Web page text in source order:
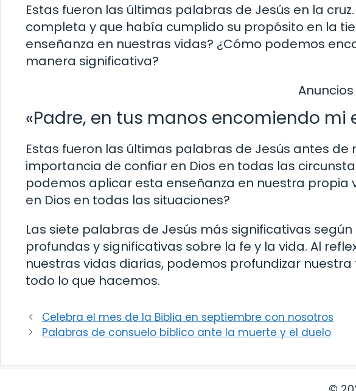
Estas fueron las últimas palabras de Jesús en la
completa y que había cumplido su propósito en la
enseñanza en nuestras vidas? ¿Cómo podemos
manera significativa?
Anuncios
«Padre, en tus manos encomiendo mi
Estas fueron las últimas palabras de Jesús antes de
importancia de confiar en Dios en todas las
podemos aplicar esta enseñanza en nuestra
en Dios en todas las situaciones?
Las siete palabras de Jesús más significativas
profundas y significativas sobre la fe y la vida. Al
nuestras vidas diarias, podemos profundizar
todo lo que hacemos.
Celebra el mes de la Biblia en septiembre con nosotros
Palabras de consuelo bíblico ante la muerte y el duelo